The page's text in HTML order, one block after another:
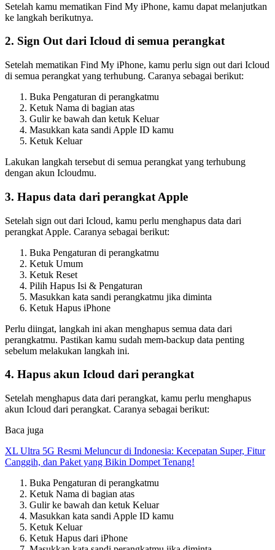
Setelah kamu mematikan Find My iPhone, kamu dapat melanjutkan
ke langkah berikutnya.
2. Sign Out dari Icloud di semua perangkat
Setelah mematikan Find My iPhone, kamu perlu sign out dari Icloud
di semua perangkat yang terhubung. Caranya sebagai berikut:
Buka Pengaturan di perangkatmu
Ketuk Nama di bagian atas
Gulir ke bawah dan ketuk Keluar
Masukkan kata sandi Apple ID kamu
Ketuk Keluar
Lakukan langkah tersebut di semua perangkat yang terhubung
dengan akun Icloudmu.
3. Hapus data dari perangkat Apple
Setelah sign out dari Icloud, kamu perlu menghapus data dari
perangkat Apple. Caranya sebagai berikut:
Buka Pengaturan di perangkatmu
Ketuk Umum
Ketuk Reset
Pilih Hapus Isi & Pengaturan
Masukkan kata sandi perangkatmu jika diminta
Ketuk Hapus iPhone
Perlu diingat, langkah ini akan menghapus semua data dari
perangkatmu. Pastikan kamu sudah mem-backup data penting
sebelum melakukan langkah ini.
4. Hapus akun Icloud dari perangkat
Setelah menghapus data dari perangkat, kamu perlu menghapus
akun Icloud dari perangkat. Caranya sebagai berikut:
Baca juga
XL Ultra 5G Resmi Meluncur di Indonesia: Kecepatan Super, Fitur
Canggih, dan Paket yang Bikin Dompet Tenang!
Buka Pengaturan di perangkatmu
Ketuk Nama di bagian atas
Gulir ke bawah dan ketuk Keluar
Masukkan kata sandi Apple ID kamu
Ketuk Keluar
Ketuk Hapus dari iPhone